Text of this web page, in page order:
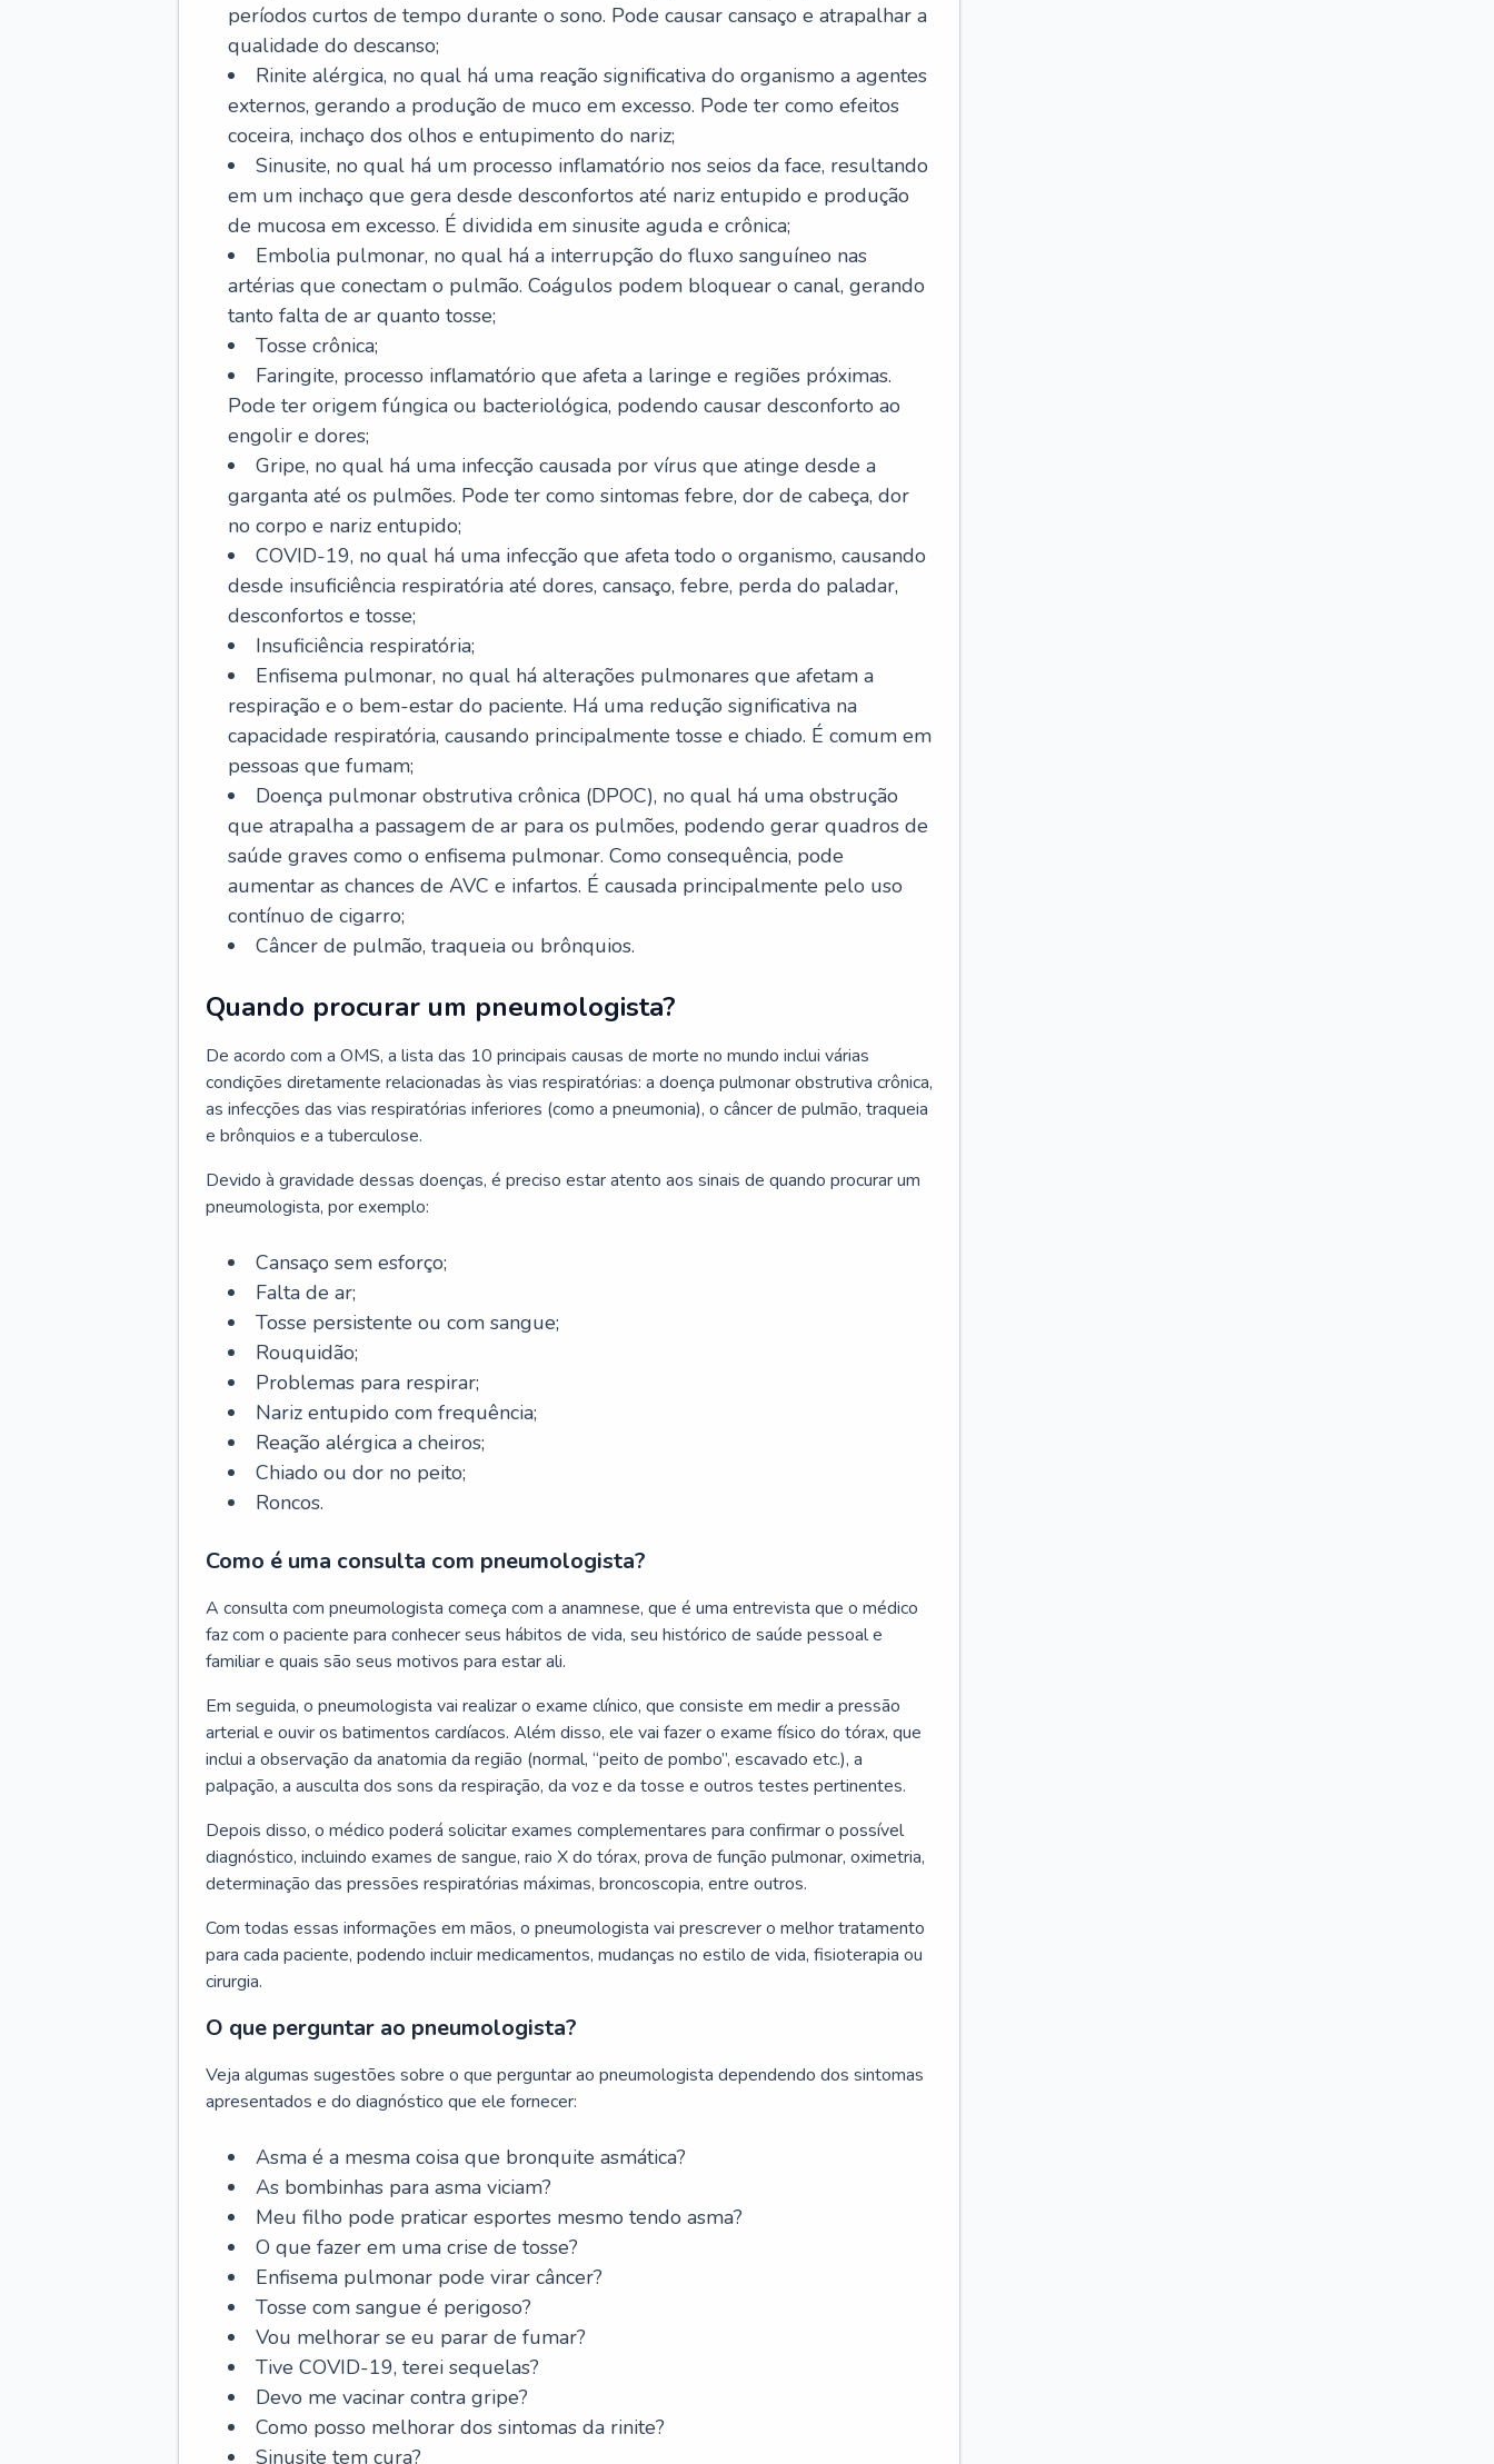
períodos curtos de tempo durante o sono. Pode causar cansaço e atrapalhar a
qualidade do descanso;
Rinite alérgica, no qual há uma reação significativa do organismo a agentes
externos, gerando a produção de muco em excesso. Pode ter como efeitos
coceira, inchaço dos olhos e entupimento do nariz;
Sinusite, no qual há um processo inflamatório nos seios da face, resultando
em um inchaço que gera desde desconfortos até nariz entupido e produção
de mucosa em excesso. É dividida em sinusite aguda e crônica;
Embolia pulmonar, no qual há a interrupção do fluxo sanguíneo nas
artérias que conectam o pulmão. Coágulos podem bloquear o canal, gerando
tanto falta de ar quanto tosse;
Tosse crônica;
Faringite, processo inflamatório que afeta a laringe e regiões próximas.
Pode ter origem fúngica ou bacteriológica, podendo causar desconforto ao
engolir e dores;
Gripe, no qual há uma infecção causada por vírus que atinge desde a
garganta até os pulmões. Pode ter como sintomas febre, dor de cabeça, dor
no corpo e nariz entupido;
COVID-19, no qual há uma infecção que afeta todo o organismo, causando
desde insuficiência respiratória até dores, cansaço, febre, perda do paladar,
desconfortos e tosse;
Insuficiência respiratória;
Enfisema pulmonar, no qual há alterações pulmonares que afetam a
respiração e o bem-estar do paciente. Há uma redução significativa na
capacidade respiratória, causando principalmente tosse e chiado. É comum em
pessoas que fumam;
Doença pulmonar obstrutiva crônica (DPOC), no qual há uma obstrução
que atrapalha a passagem de ar para os pulmões, podendo gerar quadros de
saúde graves como o enfisema pulmonar. Como consequência, pode
aumentar as chances de AVC e infartos. É causada principalmente pelo uso
contínuo de cigarro;
Câncer de pulmão, traqueia ou brônquios.
Quando procurar um pneumologista?
De acordo com a OMS, a lista das 10 principais causas de morte no mundo inclui várias
condições diretamente relacionadas às vias respiratórias: a doença pulmonar obstrutiva crônica,
as infecções das vias respiratórias inferiores (como a pneumonia), o câncer de pulmão, traqueia
e brônquios e a tuberculose.
Devido à gravidade dessas doenças, é preciso estar atento aos sinais de quando procurar um
pneumologista, por exemplo:
Cansaço sem esforço;
Falta de ar;
Tosse persistente ou com sangue;
Rouquidão;
Problemas para respirar;
Nariz entupido com frequência;
Reação alérgica a cheiros;
Chiado ou dor no peito;
Roncos.
Como é uma consulta com pneumologista?
A consulta com pneumologista começa com a anamnese, que é uma entrevista que o médico
faz com o paciente para conhecer seus hábitos de vida, seu histórico de saúde pessoal e
familiar e quais são seus motivos para estar ali.
Em seguida, o pneumologista vai realizar o exame clínico, que consiste em medir a pressão
arterial e ouvir os batimentos cardíacos. Além disso, ele vai fazer o exame físico do tórax, que
inclui a observação da anatomia da região (normal, “peito de pombo”, escavado etc.), a
palpação, a ausculta dos sons da respiração, da voz e da tosse e outros testes pertinentes.
Depois disso, o médico poderá solicitar exames complementares para confirmar o possível
diagnóstico, incluindo exames de sangue, raio X do tórax, prova de função pulmonar, oximetria,
determinação das pressões respiratórias máximas, broncoscopia, entre outros.
Com todas essas informações em mãos, o pneumologista vai prescrever o melhor tratamento
para cada paciente, podendo incluir medicamentos, mudanças no estilo de vida, fisioterapia ou
cirurgia.
O que perguntar ao pneumologista?
Veja algumas sugestões sobre o que perguntar ao pneumologista dependendo dos sintomas
apresentados e do diagnóstico que ele fornecer:
Asma é a mesma coisa que bronquite asmática?
As bombinhas para asma viciam?
Meu filho pode praticar esportes mesmo tendo asma?
O que fazer em uma crise de tosse?
Enfisema pulmonar pode virar câncer?
Tosse com sangue é perigoso?
Vou melhorar se eu parar de fumar?
Tive COVID-19, terei sequelas?
Devo me vacinar contra gripe?
Como posso melhorar dos sintomas da rinite?
Sinusite tem cura?